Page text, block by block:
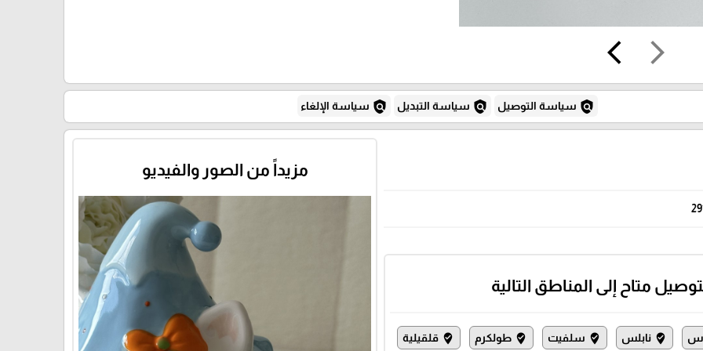
arrow_forward_ios
arrow_back_ios
policy سياسة التوصيل policy سياسة التبديل policy سياسة الإلغاء
متاح إلى المناطق التالية
where_to_vote نابلس where_to_vote سلفيت where_to_vote طولكرم where_to_vote قلقيلية
مزيداً من الصور والفيديو